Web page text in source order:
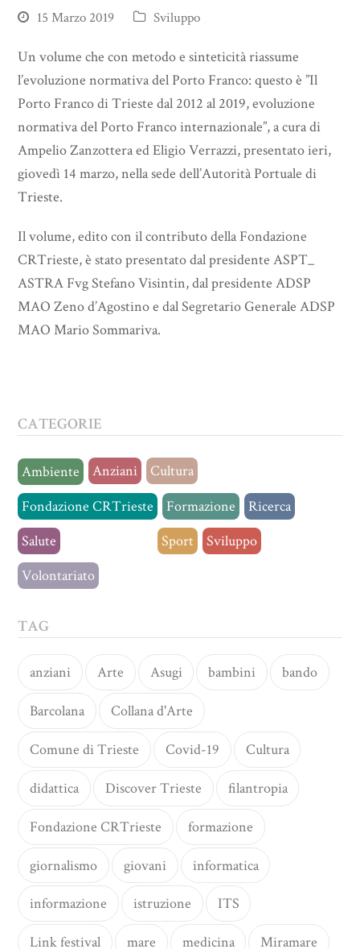
15 Marzo 2019 Sviluppo
Un volume che con metodo e sinteticità riassume
l’evoluzione normativa del Porto Franco: questo è ”Il
Porto Franco di Trieste dal 2012 al 2019, evoluzione
normativa del Porto Franco internazionale”, a cura di
Ampelio Zanzottera ed Eligio Verrazzi, presentato ieri,
giovedì 14 marzo, nella sede dell’Autorità Portuale di
Trieste.
Il volume, edito con il contributo della Fondazione
CRTrieste, è stato presentato dal presidente ASPT_
ASTRA Fvg Stefano Visintin, dal presidente ADSP
MAO Zeno d’Agostino e dal Segretario Generale ADSP
MAO Mario Sommariva.
CATEGORIE
Ambiente Anziani
Cultura
Fondazione CRTrieste
Formazione
Ricerca
Salute
Sport
Sviluppo
Volontariato
TAG
anziani Arte Asugi bambini bando
Barcolana Collana d'Arte
Comune di Trieste Covid-19 Cultura
didattica Discover Trieste filantropia
Fondazione CRTrieste formazione
giornalismo giovani informatica
informazione istruzione ITS
Link festival mare medicina Miramare